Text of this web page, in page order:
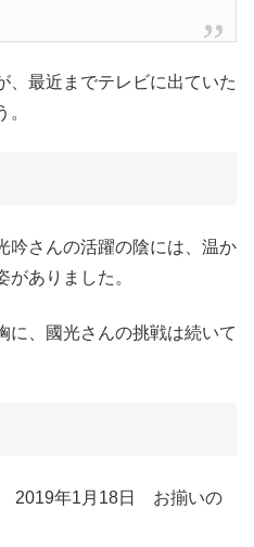
、最近までテレビに出ていた
吟さんの活躍の陰には、温か
がありました。
に、國光さんの挑戦は続いて
2019年1月18日 お揃いの